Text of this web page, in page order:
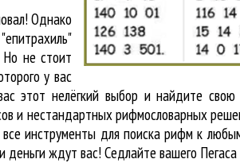
Однако
не стоит
у вас
этот нелёгкий выбор и найдите
и нестандартных рифмословарных
инструменты для поиска рифм к
ждут вас! Седлайте вашего